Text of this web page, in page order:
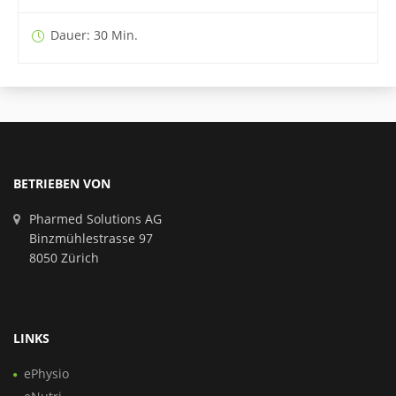
Dauer: 30 Min.
BETRIEBEN VON
Pharmed Solutions AG
Binzmühlestrasse 97
8050 Zürich
LINKS
ePhysio